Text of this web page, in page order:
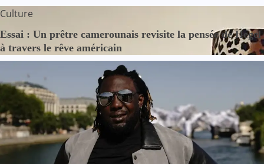
Culture
Essai : Un prêtre camerounais revisite la pensée de Hegel
à travers le rêve américain